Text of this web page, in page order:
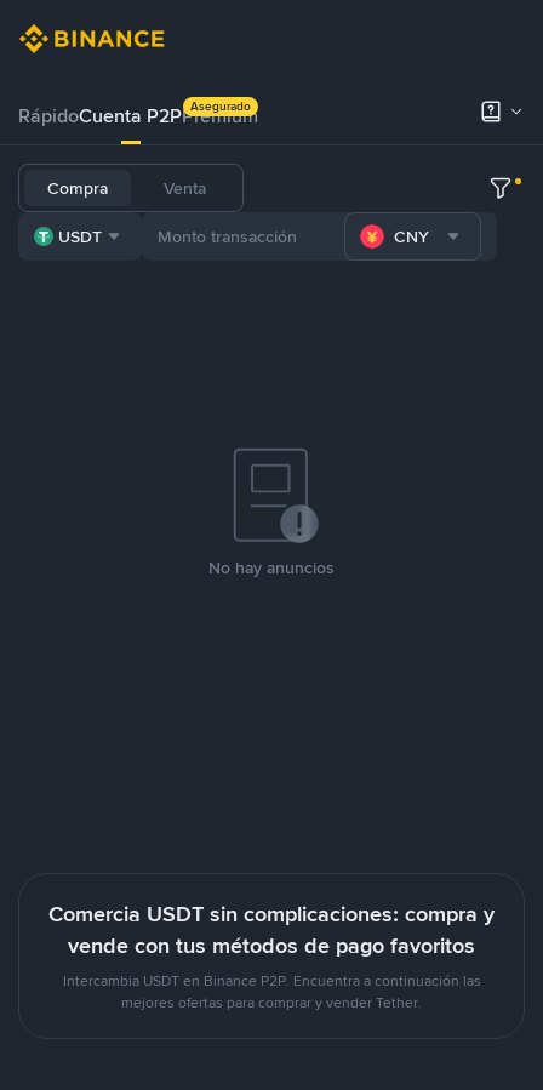
RápidoCuenta P2PPrémium
Asegurado
Compra Venta
USDT CNY
No hay anuncios
Comercia USDT sin complicaciones: compra y
vende con tus métodos de pago favoritos
Intercambia USDT en Binance P2P. Encuentra a continuación las
mejores ofertas para comprar y vender Tether.